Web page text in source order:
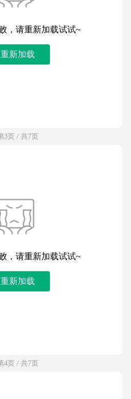
，请重新加载试试~
重新加载
3页 / 共7页
，请重新加载试试~
重新加载
4页 / 共7页